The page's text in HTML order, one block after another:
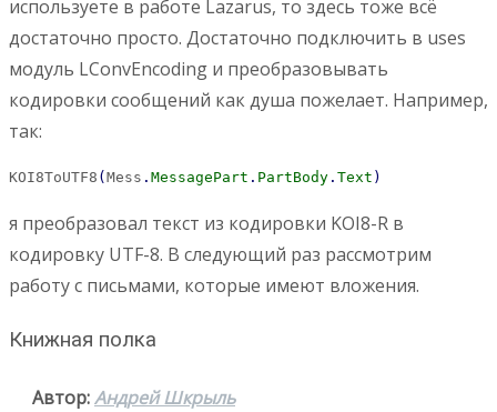
используете в работе Lazarus, то здесь тоже всё
достаточно просто. Достаточно подключить в uses
модуль LConvEncoding и преобразовывать
кодировки сообщений как душа пожелает. Например,
так:
KOI8ToUTF8 ( Mess . MessagePart . PartBody . Text )
я преобразовал текст из кодировки KOI8-R в
кодировку UTF-8. В следующий раз рассмотрим
работу с письмами, которые имеют вложения.
Книжная полка
Автор:Андрей Шкрыль